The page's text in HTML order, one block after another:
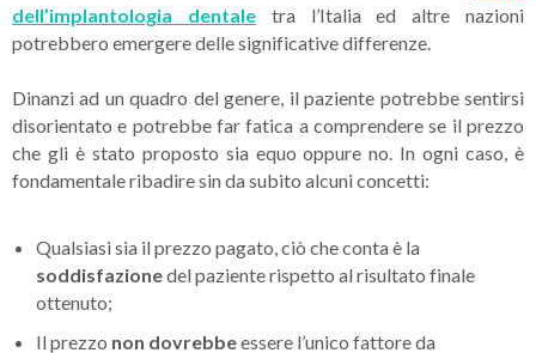
dell’implantologia dentaletra l’Italia ed altre nazioni
potrebbero emergere delle significative differenze.
Dinanzi ad un quadro del genere, il paziente potrebbe sentirsi
disorientato e potrebbe far fatica a comprendere se il prezzo
che gli è stato proposto sia equo oppure no. In ogni caso, è
fondamentale ribadire sin da subito alcuni concetti:
Qualsiasi sia il prezzo pagato, ciò che conta è la
soddisfazionedel paziente rispetto al risultato finale
ottenuto;
Il prezzo non dovrebbeessere l’unico fattore da